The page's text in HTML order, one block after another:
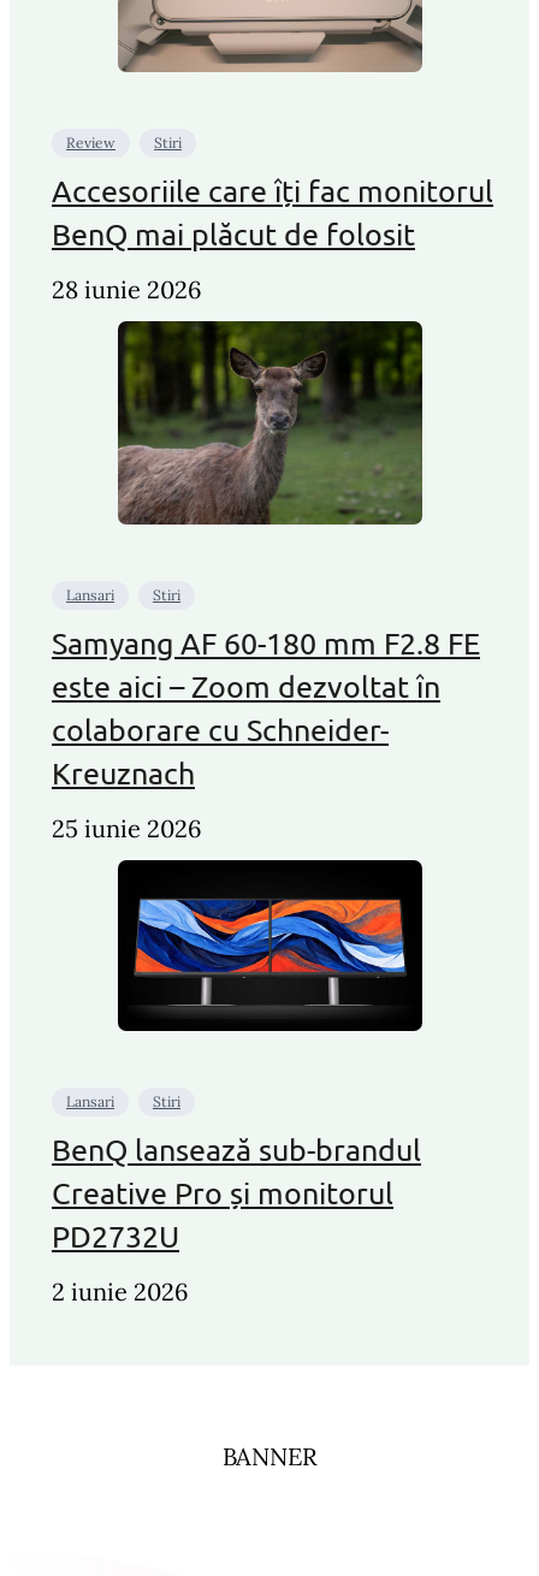
Review Stiri
Accesoriile care îți fac monitorul
BenQ mai plăcut de folosit
28 iunie 2026
Lansari Stiri
Samyang AF 60-180 mm F2.8 FE
este aici – Zoom dezvoltat în
colaborare cu Schneider-
Kreuznach
25 iunie 2026
Lansari Stiri
BenQ lansează sub-brandul
Creative Pro și monitorul
PD2732U
2 iunie 2026
BANNER